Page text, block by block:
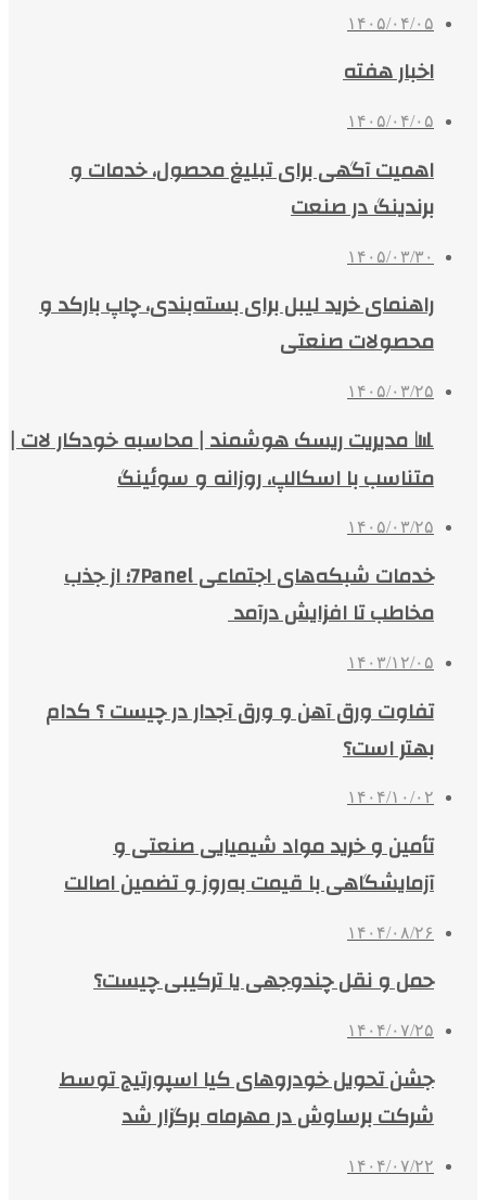
۱۴۰۵/۰۴/۰۵
اخبار هفته
۱۴۰۵/۰۴/۰۵
اهمیت آگهی برای تبلیغ محصول، خدمات و
برندینگ در صنعت
۱۴۰۵/۰۳/۳۰
راهنمای خرید لیبل برای بسته‌بندی، چاپ بارکد و
محصولات صنعتی
۱۴۰۵/۰۳/۲۵
📊 مدیریت ریسک هوشمند | محاسبه خودکار لات |
متناسب با اسکالپ، روزانه و سوئینگ
۱۴۰۵/۰۳/۲۵
خدمات شبکه‌های اجتماعی 7Panel؛ از جذب
مخاطب تا افزایش درآمد
۱۴۰۳/۱۲/۰۵
تفاوت ورق آهن و ورق آجدار در چیست ؟ کدام
بهتر است؟
۱۴۰۴/۱۰/۰۲
تأمین و خرید مواد شیمیایی صنعتی و
آزمایشگاهی با قیمت به‌روز و تضمین اصالت
۱۴۰۴/۰۸/۲۶
حمل و نقل چندوجهی یا ترکیبی چیست؟
۱۴۰۴/۰۷/۲۵
جشن تحویل خودروهای کیا اسپورتیج توسط
شرکت برساوش در مهرماه برگزار شد
۱۴۰۴/۰۷/۲۲